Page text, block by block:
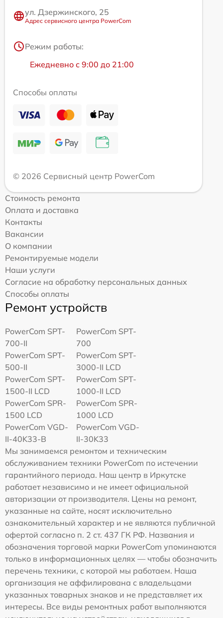
ул. Дзержинского, 25
Адрес сервисного центра PowerCom
Режим работы:
Ежедневно с 9:00 до 21:00
Способы оплаты
© 2026 Сервисный центр PowerCom
Стоимость ремонта
Оплата и доставка
Контакты
Вакансии
О компании
Ремонтируемые модели
Наши услуги
Согласие на обработку персональных данных
Способы оплаты
Ремонт устройств
PowerCom SPT-
700-II
PowerCom SPT-
700
PowerCom SPT-
500-II
PowerCom SPT-
3000-II LCD
PowerCom SPT-
1500-II LCD
PowerCom SPT-
1000-II LCD
PowerCom SPR-
1500 LCD
PowerCom SPR-
1000 LCD
PowerCom VGD-
II-40K33-B
PowerCom VGD-
II-30K33
Мы занимаемся ремонтом и техническим
обслуживанием техники PowerCom по истечении
гарантийного периода. Наш центр в Иркутске
работает независимо и не имеет официальной
авторизации от производителя. Цены на ремонт,
указанные на сайте, носят исключительно
ознакомительный характер и не являются публичной
офертой согласно п. 2 ст. 437 ГК РФ. Названия и
обозначения торговой марки PowerCom упоминаются
только в информационных целях — чтобы обозначить
перечень техники, с которой мы работаем. Наша
организация не аффилирована с владельцами
указанных товарных знаков и не представляет их
интересы. Все виды ремонтных работ выполняются